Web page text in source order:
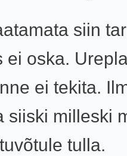
siin
ei oska.
ei tekita.
siiski milleski
tulla.